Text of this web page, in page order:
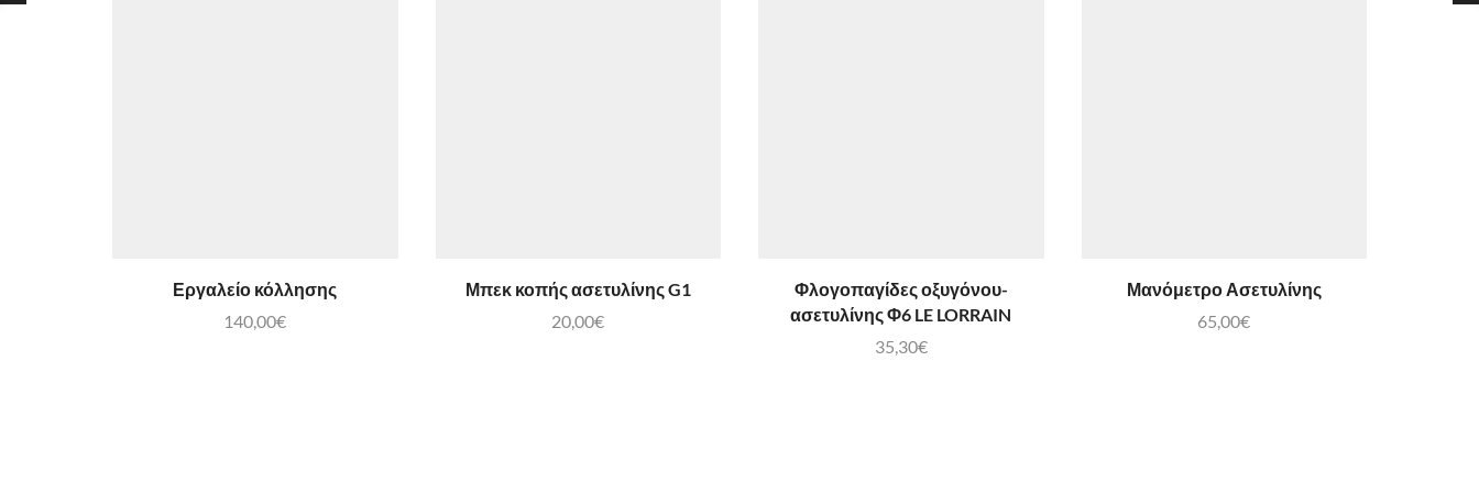
Εργαλείο κόλλησης
140,00€
Μπεκ κοπής ασετυλίνης G1
20,00€
Φλογοπαγίδες οξυγόνου-
ασετυλίνης Φ6 LE LORRAIN
35,30€
Μανόμετρο Ασετυλίνης
65,00€